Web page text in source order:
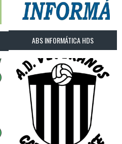
ABS INFORMÁTICA HDS